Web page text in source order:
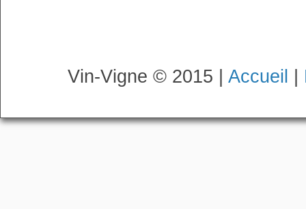
Vin-Vigne © 2015 | Accueil